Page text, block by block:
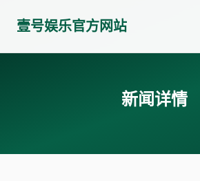
壹号娱乐官方网站
新闻详情